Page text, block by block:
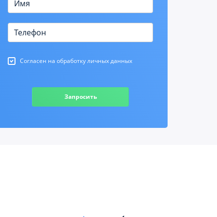
Согласен на обработку личных данных
Запросить